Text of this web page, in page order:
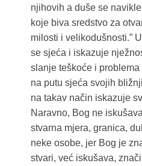
njihovih a duše se
koje biva sredstvo za
milosti i velikodušnosti.”
se sjeća i iskazuje
slanje teškoće i
na putu sjeća svojih
na takav način iskazuje
Naravno, Bog ne
stvarna mjera, granica,
neke osobe, jer Bog je
stvari, već iskušava,